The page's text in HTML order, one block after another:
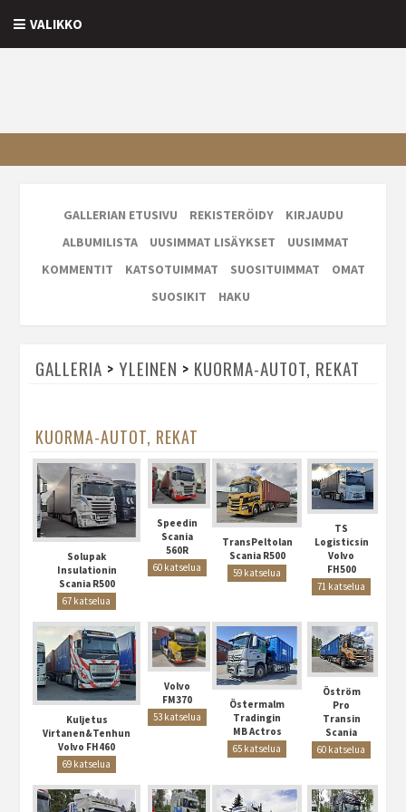
VALIKKO
GALLERIAN ETUSIVU REKISTERÖIDY
KIRJAUDU
ALBUMILISTA
UUSIMMAT LISÄYKSET
UUSIMMAT
KOMMENTIT
KATSOTUIMMAT SUOSITUIMMAT
OMAT
SUOSIKIT
HAKU
GALLERIA > YLEINEN > KUORMA-AUTOT, REKAT
KUORMA-AUTOT, REKAT
Solupak
Insulationin
Scania R500
67 katselua
Speedin
Scania
560R
60 katselua
TransPeltolan
Scania R500
59 katselua
TS
Logisticsin
Volvo
FH500
71 katselua
Kuljetus
Virtanen&Tenhun
Volvo FH460
69 katselua
Volvo
FM370
53 katselua
Östermalm
Tradingin
MB Actros
65 katselua
Öström
Pro
Transin
Scania
60 katselua